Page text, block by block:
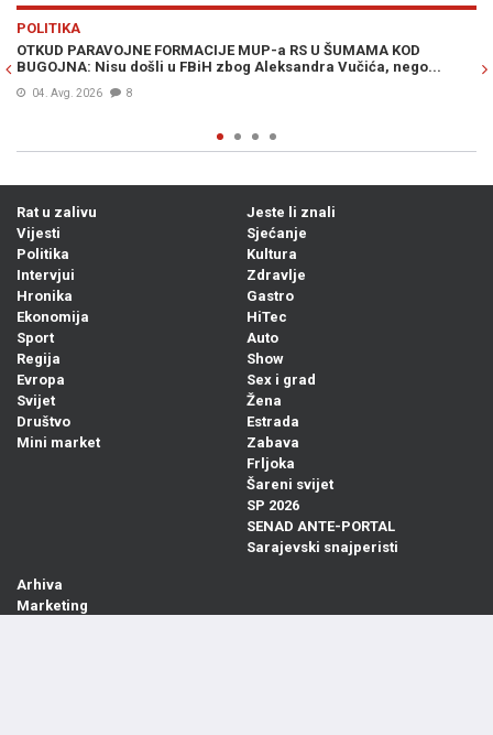
PARAVOJNE FORMACIJE MUP-a RS U ŠUMAMA KOD
Nisu došli u FBiH zbog Aleksandra Vučića, nego...
04. Avg. 2026 8
Rat u zalivu
Vijesti
Politika
Intervjui
Hronika
Ekonomija
Sport
Regija
Evropa
Svijet
Društvo
Mini market
Jeste li znali
Sjećanje
Kultura
Zdravlje
Gastro
HiTec
Auto
Show
Sex i grad
Žena
Estrada
Zabava
Frljoka
Šareni svijet
SP 2026
SENAD ANTE-PORTAL
Sarajevski snajperisti
Arhiva
Marketing